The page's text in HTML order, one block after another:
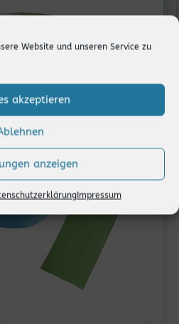
Website und unseren Service zu
akzeptieren
anzeigen
Impressum